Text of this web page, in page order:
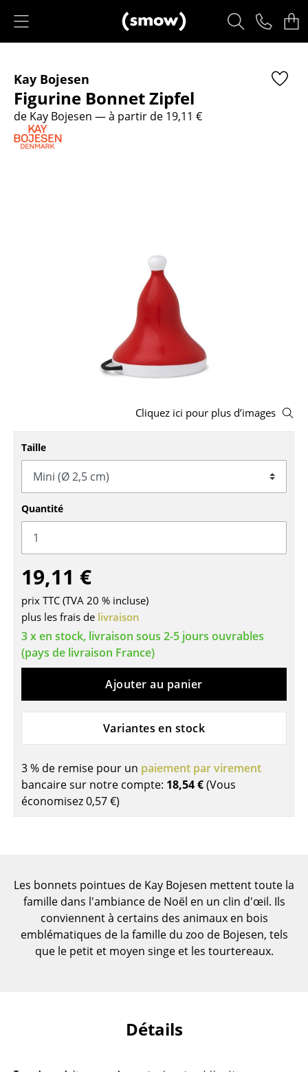
Sièges
Chaises de cuisine & salle à manger
Canapés
Chaises et Tabourets de bar
Bancs & Chaises longues
Chaises à bascule
Chaises de bureau
Chaises de conférence
Fauteuils de direction
Pièces détachées
... voir tous les sièges
Tables
Tables de repas
Tables d’appoint
Bureaux & Secrétaires
Tables de conférence et Pupitres
Tables hautes & Pupitres
Chariots & Dessertes
Pièces détachées
... voir toutes les tables
Kay Bojesen
Figurine Bonnet Zipfel
de Kay Bojesen — à partir de 19,11 €
Cliquez ici pour plus d’images
Taille
Quantité
19,11 €
prix TTC (TVA 20 % incluse)
plus les frais de livraison
3 x en stock, livraison sous 2-5 jours ouvrables
(pays de livraison France)
Ajouter au panier
Variantes en stock
3 % de remise pour un paiement par virement
bancaire sur notre compte: 18,54 €(Vous
économisez0,57 €)
Les bonnets pointues de Kay Bojesen mettent toute la
famille dans l'ambiance de Noël en un clin d'œil. Ils
conviennent à certains des animaux en bois
emblématiques de la famille du zoo de Bojesen, tels
que le petit et moyen singe et les tourtereaux.
Détails